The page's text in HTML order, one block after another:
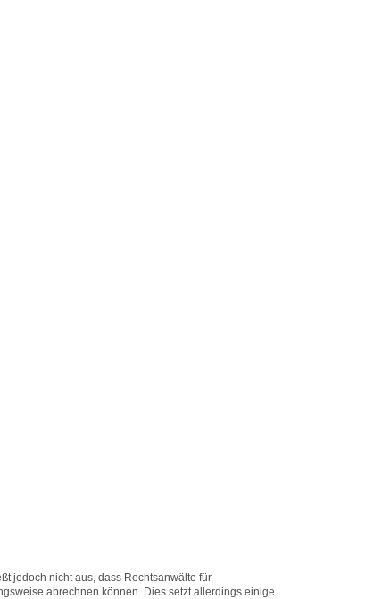
jedoch nicht aus, dass Rechtsanwälte für
abrechnen können. Dies setzt allerdings einige